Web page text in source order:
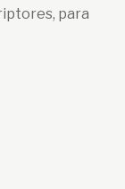
para